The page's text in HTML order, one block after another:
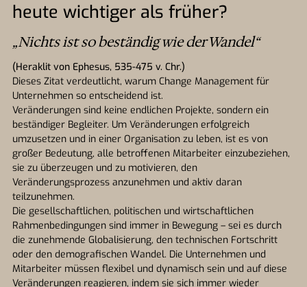
heute wichtiger als früher?
„Nichts ist so beständig wie der Wandel“
(Heraklit von Ephesus, 535-475 v. Chr.)
Dieses Zitat verdeutlicht, warum Change Management für
Unternehmen so entscheidend ist.
Veränderungen sind keine endlichen Projekte, sondern ein
beständiger Begleiter. Um Veränderungen erfolgreich
umzusetzen und in einer Organisation zu leben, ist es von
großer Bedeutung, alle betroffenen Mitarbeiter einzubeziehen,
sie zu überzeugen und zu motivieren, den
Veränderungsprozess anzunehmen und aktiv daran
teilzunehmen.
Die gesellschaftlichen, politischen und wirtschaftlichen
Rahmenbedingungen sind immer in Bewegung – sei es durch
die zunehmende Globalisierung, den technischen Fortschritt
oder den demografischen Wandel. Die Unternehmen und
Mitarbeiter müssen flexibel und dynamisch sein und auf diese
Veränderungen reagieren, indem sie sich immer wieder